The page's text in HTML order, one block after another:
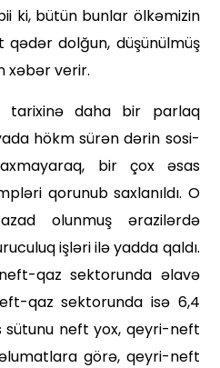
ki, bütün bunlar ölkəmizin
qədər dolğun, düşünülmüş
xəbər verir.
tarixinə daha bir parlaq
hökm sürən dərin sosi­
bir çox əsas
qorunub saxlanıldı. O
olunmuş ərazilərdə
işləri ilə yadda qaldı.
qaz sektorunda əlavə
qaz sektorunda isə 6,4
sütunu neft yox, qeyri-neft
görə, qeyri-neft